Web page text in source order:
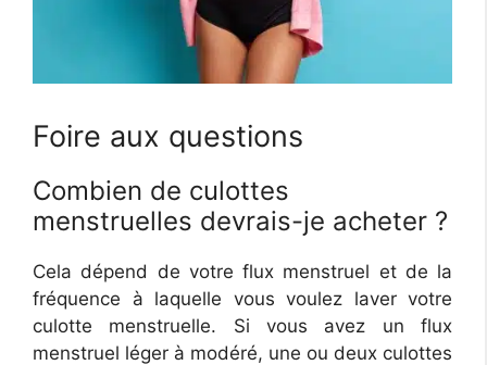
Foire aux questions
Combien de culottes
menstruelles devrais-je acheter ?
Cela dépend de votre flux menstruel et de la
fréquence à laquelle vous voulez laver votre
culotte menstruelle. Si vous avez un flux
menstruel léger à modéré, une ou deux culottes